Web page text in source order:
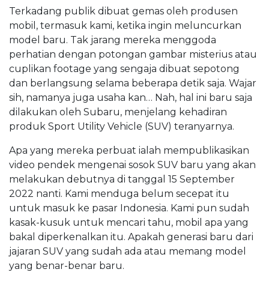
Terkadang publik dibuat gemas oleh produsen
mobil, termasuk kami, ketika ingin meluncurkan
model baru. Tak jarang mereka menggoda
perhatian dengan potongan gambar misterius atau
cuplikan footage yang sengaja dibuat sepotong
dan berlangsung selama beberapa detik saja. Wajar
sih, namanya juga usaha kan… Nah, hal ini baru saja
dilakukan oleh Subaru, menjelang kehadiran
produk Sport Utility Vehicle (SUV) teranyarnya.
Apa yang mereka perbuat ialah mempublikasikan
video pendek mengenai sosok SUV baru yang akan
melakukan debutnya di tanggal 15 September
2022 nanti. Kami menduga belum secepat itu
untuk masuk ke pasar Indonesia. Kami pun sudah
kasak-kusuk untuk mencari tahu, mobil apa yang
bakal diperkenalkan itu. Apakah generasi baru dari
jajaran SUV yang sudah ada atau memang model
yang benar-benar baru.